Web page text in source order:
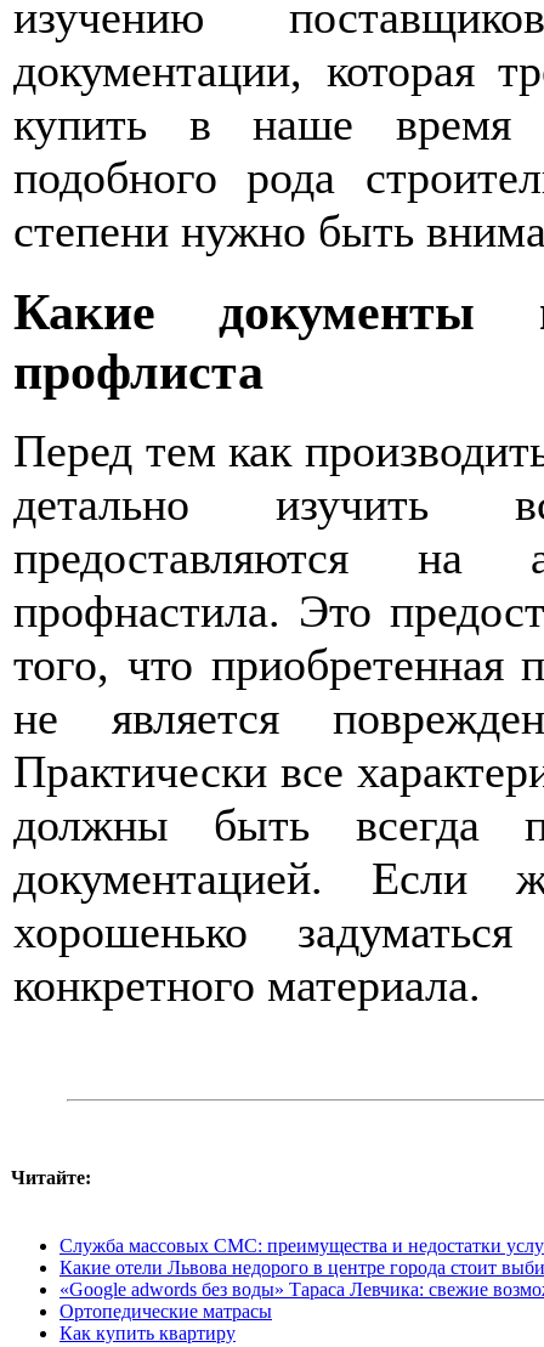
изучению
документации, которая
купить в наше время
подобного рода
степени нужно быть
Какие документы
профлиста
Перед тем как
детально изучить
предоставляются
профнастила. Это
того, что приобретенная
не является
Практически все
должны быть всегда
документацией. Если
хорошенько
конкретного материала.
Читайте:
Служба массовых СМС: преимущества и недостатки
Какие отели Львова недорого в центре города стоит
«Google adwords без воды» Тараса Левчика: свежие
Ортопедические матрасы
Как купить квартиру